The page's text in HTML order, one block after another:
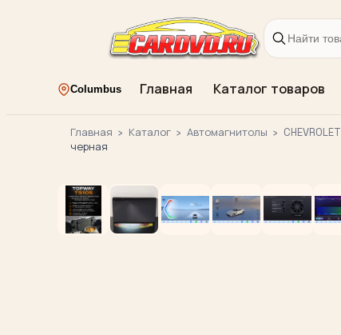
Columbus Главная Каталог товаров
Главная › Каталог › Автомагнитолы › CHEVROLET
черная